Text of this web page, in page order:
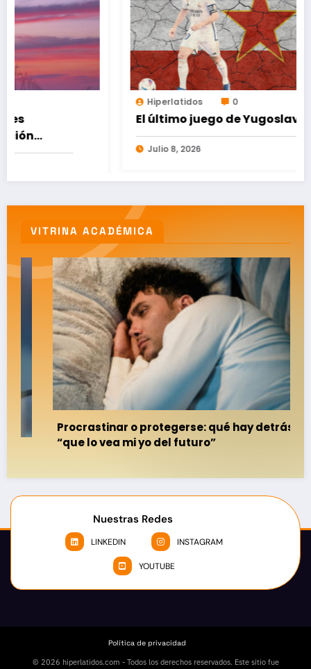
0
El último juego de Yugoslavia
VITRINA ACADÉMICA
Procrastinar o protegerse: qué hay detrás del
“que lo vea mi yo del futuro”
Nuestras Redes
LINKEDIN INSTAGRAM
YOUTUBE
Política de privacidad
© 2026 hiperlatidos.com - Todos los derechos reservados. Este sitio fue